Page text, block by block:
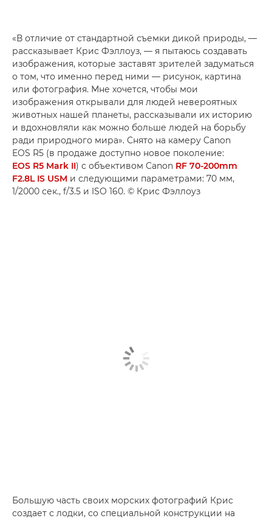
«В отличие от стандартной съемки дикой природы, —
рассказывает Крис Фэллоуз, — я пытаюсь создавать
изображения, которые заставят зрителей задуматься
о том, что именно перед ними — рисунок, картина
или фотография. Мне хочется, чтобы мои
изображения открывали для людей невероятных
животных нашей планеты, рассказывали их историю
и вдохновляли как можно больше людей на борьбу
ради природного мира». Снято на камеру Canon
EOS R5 (в продаже доступно новое поколение:
EOS R5 Mark II) с объективом Canon RF 70-200mm
F2.8L IS USM и следующими параметрами: 70 мм,
1/2000 сек., f/3.5 и ISO 160. © Крис Фэллоуз
Большую часть своих морских фотографий Крис
создает с лодки, со специальной конструкции на